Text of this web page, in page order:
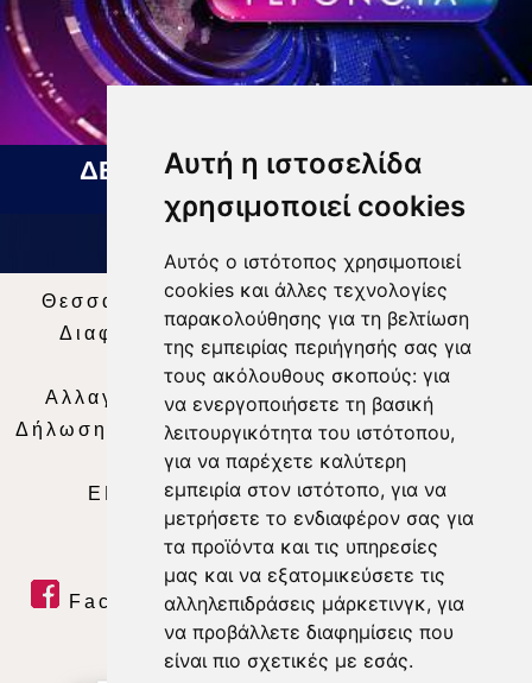
Αυτή η ιστοσελίδα
χρησιμοποιεί cookies
Αυτός ο ιστότοπος χρησιμοποιεί
cookies και άλλες τεχνολογίες
παρακολούθησης για τη βελτίωση
της εμπειρίας περιήγησής σας για
τους ακόλουθους σκοπούς: για
να ενεργοποιήσετε τη βασική
λειτουργικότητα του ιστότοπου,
για να παρέχετε καλύτερη
εμπειρία στον ιστότοπο, για να
μετρήσετε το ενδιαφέρον σας για
τα προϊόντα και τις υπηρεσίες
μας και να εξατομικεύσετε τις
αλληλεπιδράσεις μάρκετινγκ, για
να προβάλλετε διαφημίσεις που
είναι πιο σχετικές με εσάς.
ΔΕΛΤΙΟ ΕΙΔΗΣΕΩΝ 07 08 2026
Θεσσαλία Τηλεόραση|SNG Services
Διαφήμιση | Όροι Χρήσης |Δήλωση
Απορρήτου |
Περιεχόμενο
Αλλαγή Προτιμήσεων για τα Cookies
Δήλωση συμμόρφωσης με τη σύσταση (ΕΕ)
2018/334|Ταυτότητα
ΕΝΗΜΕΡΩΣΗ |WEB TV| LIVE
Facebook| Twitter | Youtube
RSS Feed